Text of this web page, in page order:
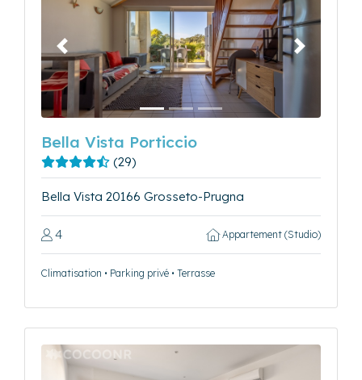
Précédent Suivant
Bella Vista Porticcio
(29)
Bella Vista 20166 Grosseto-Prugna
4 Appartement (Studio)
Climatisation • Parking privé • Terrasse